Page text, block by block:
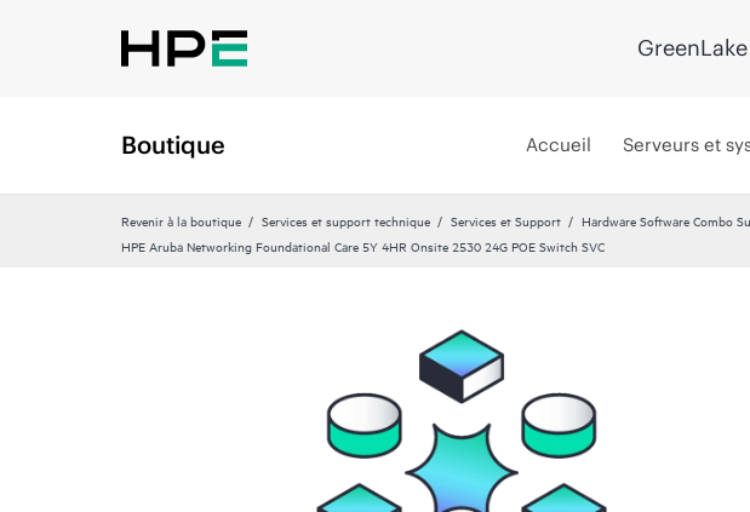
GreenLake
Boutique Accueil Serveurs et
Revenir à la boutique Services et support technique Services et Support Hardware Software Combo
HPE Aruba Networking Foundational Care 5Y 4HR Onsite 2530 24G POE Switch SVC